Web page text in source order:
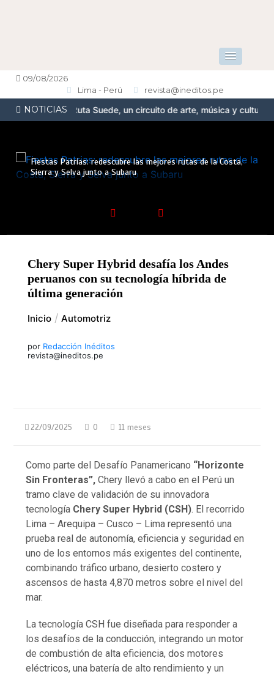
09/08/2026
Lima - Perú
revista@ineditos.pe
NOTICIAS
la Ruta Suede, un circuito de arte, música y cultura urbana
Fiestas Patrias: redescubre las mejores rutas de la Costa,
Sierra y Selva junto a Subaru
Chery Super Hybrid desafía los Andes
peruanos con su tecnología híbrida de
última generación
Inicio Automotriz
por Redacción Inéditos
revista@ineditos.pe
22/09/2025 0 11 meses
Como parte del Desafío Panamericano “Horizonte
Sin Fronteras”,Chery llevó a cabo en el Perú un
tramo clave de validación de su innovadora
tecnología Chery Super Hybrid (CSH). El recorrido
Lima – Arequipa – Cusco – Lima representó una
prueba real de autonomía, eficiencia y seguridad en
uno de los entornos más exigentes del continente,
combinando tráfico urbano, desierto costero y
ascensos de hasta 4,870 metros sobre el nivel del
mar.
La tecnología CSH fue diseñada para responder a
los desafíos de la conducción, integrando un motor
de combustión de alta eficiencia, dos motores
eléctricos, una batería de alto rendimiento y un